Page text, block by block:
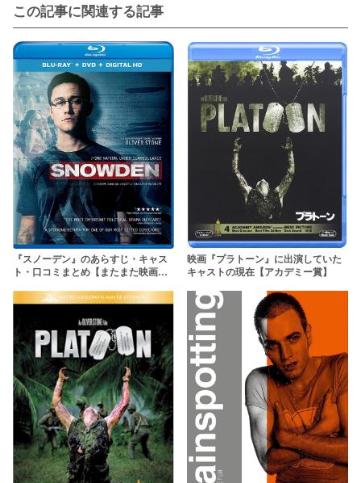
この記事に関連する記事
『スノーデン』のあらすじ・キャス
ト・口コミまとめ【またまた映画
タバレ注意】
映画『プラトーン』に出演していた
キャストの現在【アカデミー賞】